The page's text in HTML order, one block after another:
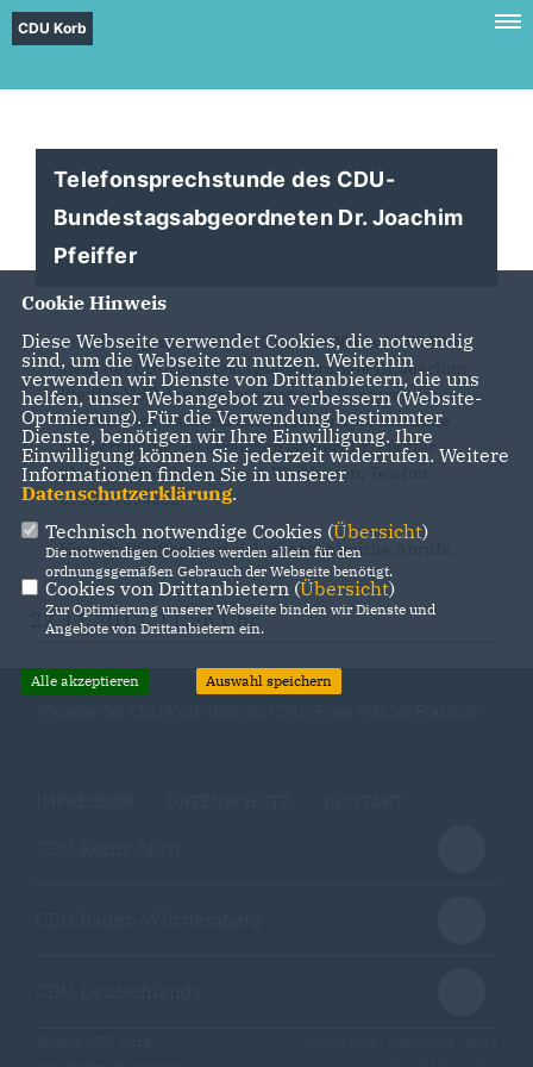
CDU Korb
Telefonsprechstunde des CDU-
Bundestagsabgeordneten Dr. Joachim
Pfeiffer
AmMontag, den 9.12.2013 von 13.00 bis 14.00 Uhr
steht der CDU-Bundestagsabgeordnete Dr. Joachim
Pfeiffer MdB den Bürgerinnen und Bürgern seines
Wahlkreises während einer Telefonsprechstunde
zur Verfügung. Zu erreichen ist Herr Dr. Pfeiffer
über das Wahlkreisbüro in Waiblingen, Telefon
07151/9664002.
Herr Dr. Pfeiffer freut sich über zahlreiche Anrufe.
22.11.2013, 11:55 Uhr
Cookie Hinweis
Diese Webseite verwendet Cookies, die notwendig
sind, um die Webseite zu nutzen. Weiterhin
verwenden wir Dienste von Drittanbietern, die uns
helfen, unser Webangebot zu verbessern (Website-
Optmierung). Für die Verwendung bestimmter
Dienste, benötigen wir Ihre Einwilligung. Ihre
Einwilligung können Sie jederzeit widerrufen. Weitere
Informationen finden Sie in unserer
Datenschutzerklärung.
Technisch notwendige Cookies (Übersicht)
Die notwendigen Cookies werden allein für den
ordnungsgemäßen Gebrauch der Webseite benötigt.
Cookies von Drittanbietern (Übersicht)
Zur Optimierung unserer Webseite binden wir Dienste und
Angebote von Drittanbietern ein.
Alle akzeptieren Auswahl speichern